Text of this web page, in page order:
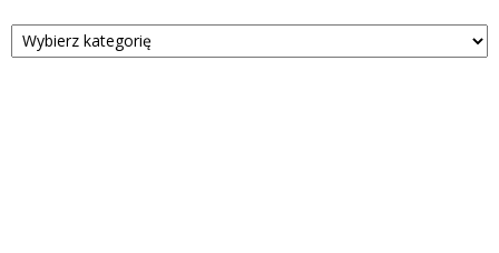
Kategorie